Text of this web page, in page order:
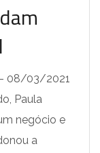
– 08/03/2021
Paula
negócio e
a